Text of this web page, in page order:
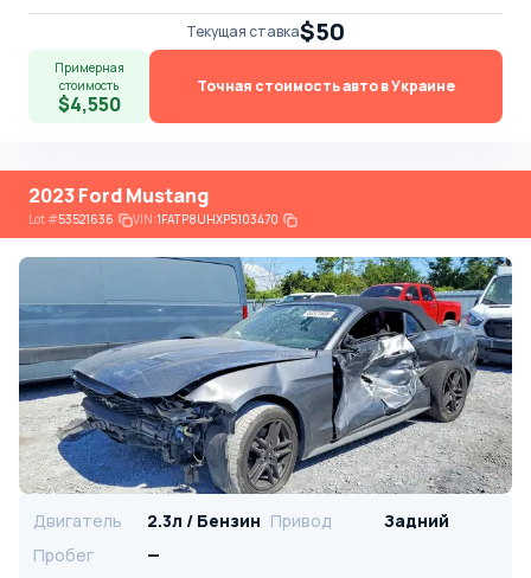
Текущая ставка$50
Примерная
стоимость
$4,550
Точная стоимость авто в Украине
2023 Ford Mustang
Lot#53521636 VIN:1FATP8UHXP5103470
Двигатель 2.3л / Бензин Привод
Задний
Пробег
—